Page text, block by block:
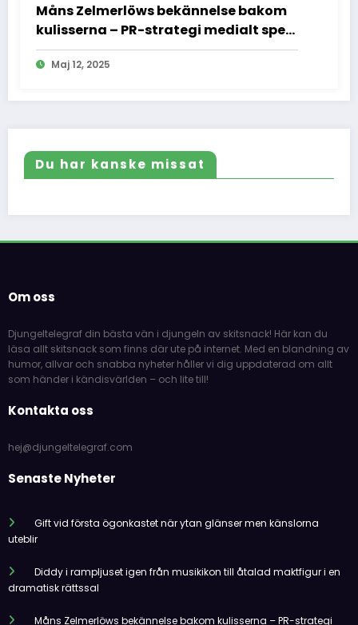
Måns Zelmerlöws bekännelse bakom
kulisserna – PR-strategi medialt spel
och vad vi inte fick se
Maj 12, 2025
Du har kanske missat
Om oss
Djungeltelegraf din bästa vän i djungeln av skitsnack! Här kan du
läsa allt skitsnack som finns där ute på internet. Med en blandning av
humor, allvar och snabba nyheter håller vi dig uppdaterad om allt
som händer i kändisvärlden – och lite till!
Kontakta oss
hej@djungeltelegraf.com
Senaste Nyheter
Gift vid första ögonkastet när ytan glänser men känslorna
uteblir
Diddy i rampljuset igen från musikikon till åtalad maktfigur i en
dramatisk rättssal
Måns Zelmerlöws bekännelse bakom kulisserna – PR-strategi